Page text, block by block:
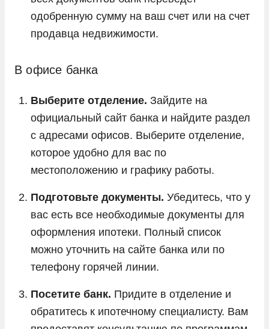
одобренную сумму на ваш счет или на счет
продавца недвижимости.
В офисе банка
Выберите отделение. Зайдите на
официальный сайт банка и найдите раздел
с адресами офисов. Выберите отделение,
которое удобно для вас по
местоположению и графику работы.
Подготовьте документы. Убедитесь, что у
вас есть все необходимые документы для
оформления ипотеки. Полный список
можно уточнить на сайте банка или по
телефону горячей линии.
Посетите банк. Придите в отделение и
обратитесь к ипотечному специалисту. Вам